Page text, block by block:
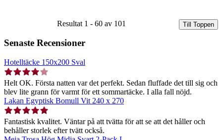
Resultat 1 - 60 av 101 Till Toppen
Senaste Recensioner
Hotelltäcke 150x200 Sval
Helt OK. Första natten var det perfekt. Sedan fluffade det till sig och
blev lite grann för varmt för ett sommartäcke. I alla fall nöjd.
Lakan Egyptisk Bomull Vit 240 x 270
Fantastisk kvalitet. Väntar på att tvätta för att se att det håller och
behåller storlek efter tvätt också.